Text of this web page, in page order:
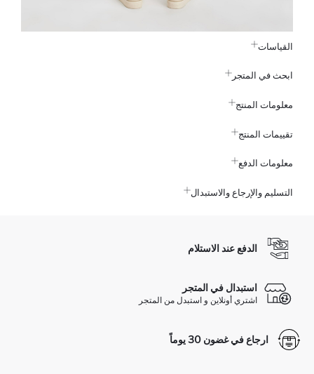
القياسات
ابحث في المتجر
معلومات المنتج
تقييمات المنتج
معلومات الدفع
التسليم والإرجاع والاستبدال
الدفع عند الاستلام
استبدال في المتجر
اشتري أونلاين و استبدل من المتجر
ارجاع في غضون 30 يوماً